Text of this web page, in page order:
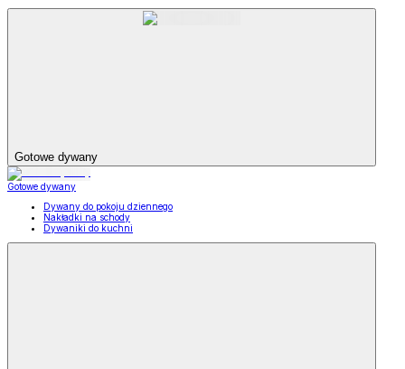
Gotowe dywany
Gotowe dywany
Dywany do pokoju dziennego
Nakładki na schody
Dywaniki do kuchni